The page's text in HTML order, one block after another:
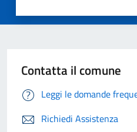
Contatta il comune
Leggi le domande
Richiedi Assistenza